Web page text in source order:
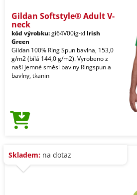
Gildan Softstyle® Adult V-
neck
kód výrobku:gi64V00ig-xl Irish
Green
Gildan 100% Ring Spun bavlna, 153,0
g/m2 (bílá 144,0 g/m2). Vyrobeno z
naší jemné směsi bavlny Ringspun a
bavlny, tkanin
Skladem: na dotaz